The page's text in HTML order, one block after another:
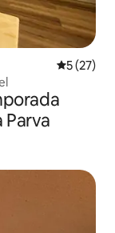
5 de uma
5 (27)